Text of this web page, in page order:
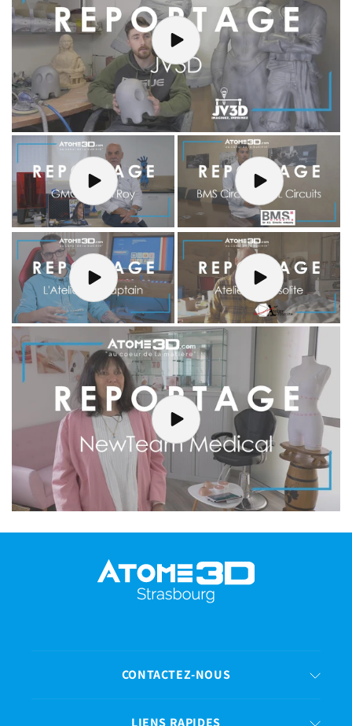
CONTACTEZ-NOUS
LIENS RAPIDES